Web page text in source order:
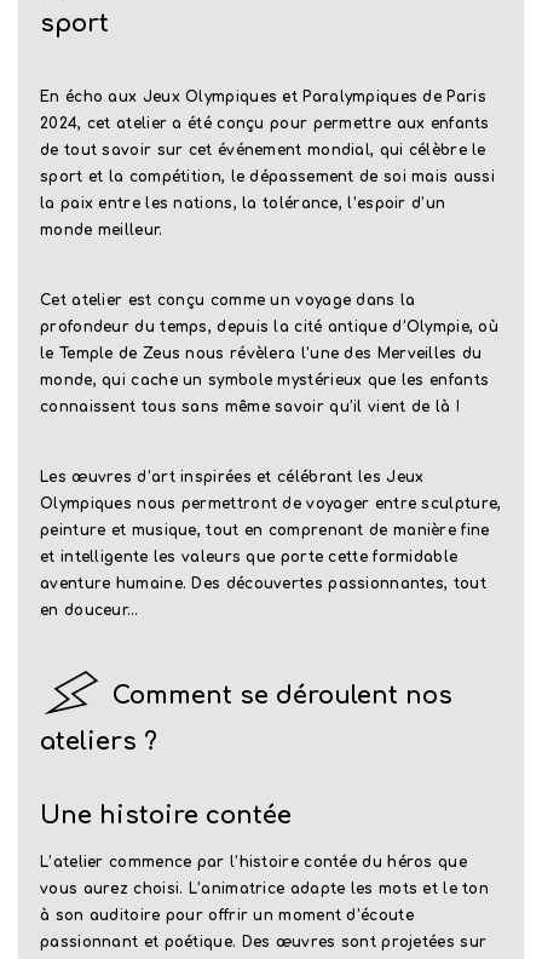
sport
En écho aux Jeux Olympiques et Paralympiques de Paris
2024, cet atelier a été conçu pour permettre aux enfants
de tout savoir sur cet événement mondial, qui célèbre le
sport et la compétition, le dépassement de soi mais aussi
la paix entre les nations, la tolérance, l’espoir d’un
monde meilleur.
Cet atelier est conçu comme un voyage dans la
profondeur du temps, depuis la cité antique d’Olympie, où
le Temple de Zeus nous révèlera l’une des Merveilles du
monde, qui cache un symbole mystérieux que les enfants
connaissent tous sans même savoir qu’il vient de là !
Les œuvres d’art inspirées et célébrant les Jeux
Olympiques nous permettront de voyager entre sculpture,
peinture et musique, tout en comprenant de manière fine
et intelligente les valeurs que porte cette formidable
aventure humaine. Des découvertes passionnantes, tout
en douceur…
Comment se déroulent nos
ateliers ?
Une histoire contée
L’atelier commence par l’histoire contée du héros que
vous aurez choisi. L’animatrice adapte les mots et le ton
à son auditoire pour offrir un moment d’écoute
passionnant et poétique. Des œuvres sont projetées sur